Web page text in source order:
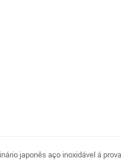
japonês aço inoxidável á